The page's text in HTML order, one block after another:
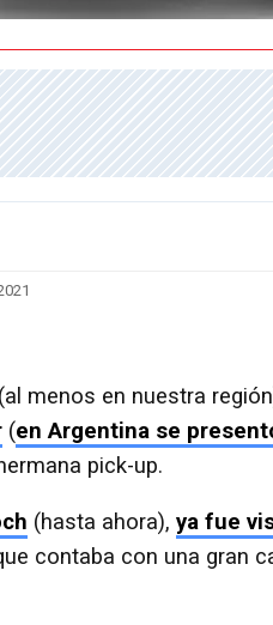
menos en nuestra
(en Argentina se
pick-up.
(hasta ahora), ya fue
contaba con una gran